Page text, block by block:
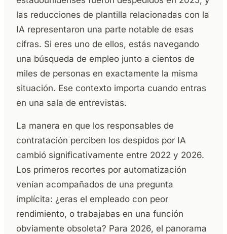
las reducciones de plantilla relacionadas con la
IA representaron una parte notable de esas
cifras. Si eres uno de ellos, estás navegando
una búsqueda de empleo junto a cientos de
miles de personas en exactamente la misma
situación. Ese contexto importa cuando entras
en una sala de entrevistas.
La manera en que los responsables de
contratación perciben los despidos por IA
cambió significativamente entre 2022 y 2026.
Los primeros recortes por automatización
venían acompañados de una pregunta
implícita: ¿eras el empleado con peor
rendimiento, o trabajabas en una función
obviamente obsoleta? Para 2026, el panorama